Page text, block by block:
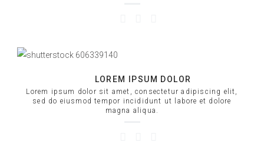
LOREM IPSUM DOLOR
Lorem ipsum dolor sit amet, consectetur adipiscing elit,
sed do eiusmod tempor incididunt ut labore et dolore
magna aliqua.